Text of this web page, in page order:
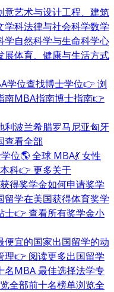
意艺术与设计工程、建筑
学科法律与社会科学数学
学自然科学与生命科学心
展体育、健康与生活方式
学位查找博士学位👉 浏
南MBA指南博士指南👉
利波兰希腊罗马尼亚匈牙
查看全部
位🌎 全球 MBA💃 女性
科👉 更多关于
得奖学金如何申请奖学
留学在美国获得体育奖学
士👉 查看所有奖学金小
便宜的国家出国留学的动
理👉 阅读更多出国留学
名MBA 最佳选择法学专
全部前十名榜单浏览全